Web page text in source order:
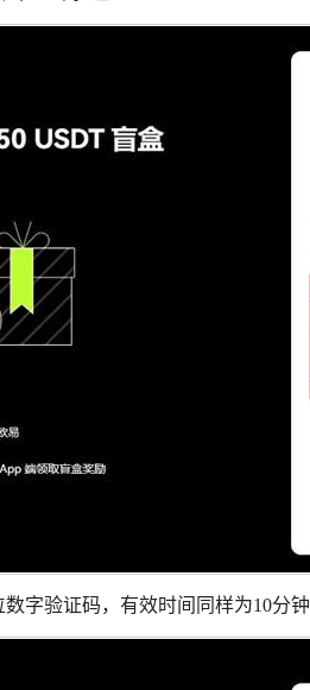
字验证码，有效时间同样为10分钟